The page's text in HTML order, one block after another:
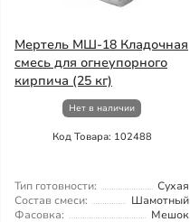
Мертель МШ-18 Кладочная
смесь для огнеупорного
кирпича (25 кг)
Нет в наличии
Код Товара: 102488
Тип готовности:
Сухая
Состав смеси:
Шамотный
Фасовка:
Мешок